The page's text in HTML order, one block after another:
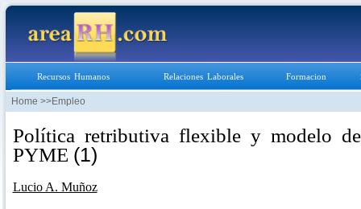
Recursos Humanos Relaciones Laborales Formacion
Home >>Empleo
Política retributiva flexible y modelo
PYME (1)
Lucio A. Muñoz